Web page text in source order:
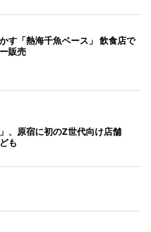
す「熱海千魚ベース」 飲食店で
販売
、原宿に初のZ世代向け店舗
も